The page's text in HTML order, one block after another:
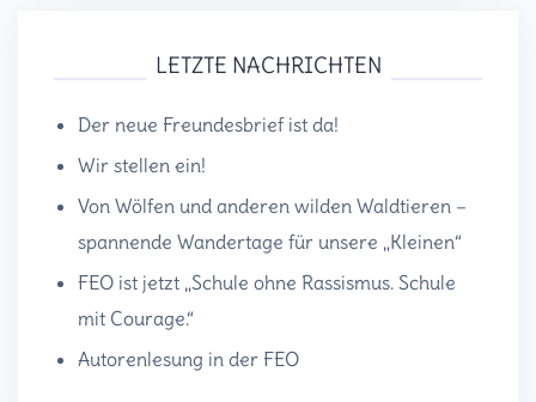
LETZTE NACHRICHTEN
Der neue Freundesbrief ist da!
Wir stellen ein!
Von Wölfen und anderen wilden Waldtieren –
spannende Wandertage für unsere „Kleinen“
FEO ist jetzt „Schule ohne Rassismus. Schule
mit Courage.“
Autorenlesung in der FEO